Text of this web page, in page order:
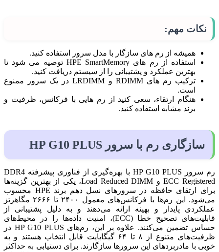
نکات مهم:
همیشه از رم های سازگار با مدل سرور استفاده کنید.
استفاده از رم های HPE SmartMemory توصیه می شود تا
بهترین عملکرد و پشتیبانی را از سیستم دریافت کنید.
ترکیب رم های RDIMM و LRDIMM در یک سرور ممنوع
است.
هنگام ارتقاء، سعی کنید از رم هایی با فرکانس، ظرفیت و
برند مشابه استفاده کنید.
سازگاری رم با سرور HP G10 PLUS
رم سرور HP G10 PLUS با بهره‌گیری از فناوری پیشرفته DDR4
ECC Registered و Load Reduced DIMM، یکی از بهترین گزینه‌ها
برای ارتقای حافظه در سرورهای نسل دهم برند HPE محسوب
می‌شود. این رم‌ها با فرکانس‌های معمول ۲۴۰۰ تا ۲۶۶۶ مگاهرتز
عملکردی پایدار و بهینه ارائه می‌دهند و به دلیل پشتیبانی از
قابلیت‌های تصحیح خطا (ECC)، امنیت داده‌ها را در محیط‌های
حساس تضمین می‌کنند. علاوه بر این، رم‌های HP G10 PLUS در
ظرفیت‌های متنوع از ۸ تا ۶۴ گیگابایت قابل انتخاب هستند و به
خوبی با مادربردهای این سرورها سازگارند. برای دستیابی به حداکثر